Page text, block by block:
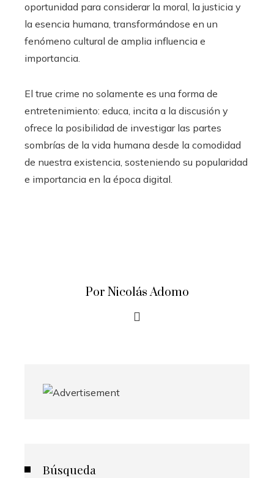
oportunidad para considerar la moral, la justicia y
la esencia humana, transformándose en un
fenómeno cultural de amplia influencia e
importancia.
El true crime no solamente es una forma de
entretenimiento: educa, incita a la discusión y
ofrece la posibilidad de investigar las partes
sombrías de la vida humana desde la comodidad
de nuestra existencia, sosteniendo su popularidad
e importancia en la época digital.
Por Nicolás Adomo
Búsqueda